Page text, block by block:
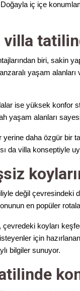
Doğayla iç içe
villa
biri, sakin
yaşam
ise yüksek konfor
yaşam alanları
yerine daha özgür bir
da villa konseptiyle
değil çevresindeki
en popüler
koyları
için hazırlanan
bilgiler sunuyor.